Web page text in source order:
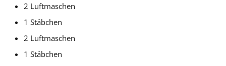
2 Luftmaschen
1 Stäbchen
2 Luftmaschen
1 Stäbchen